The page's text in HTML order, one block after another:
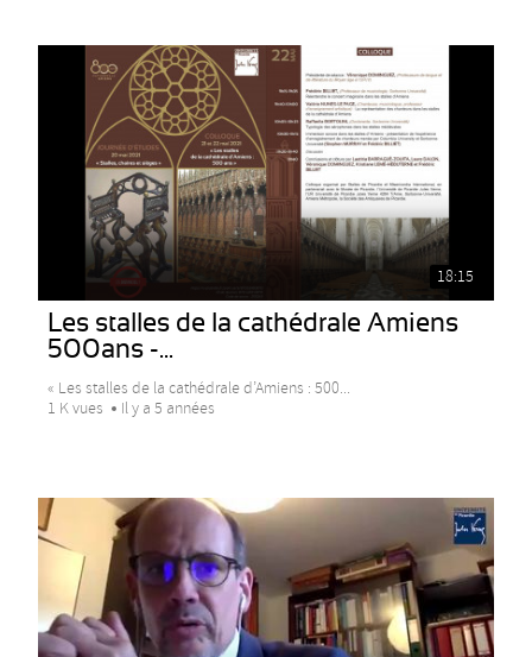
18:15
Les stalles de la cathédrale Amiens
500ans -...
« Les stalles de la cathédrale d’Amiens : 500...
1 K vues
Il y a 5 années